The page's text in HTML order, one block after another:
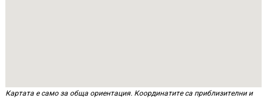
Картата е само за обща ориентация. Координатите са приблизителни и